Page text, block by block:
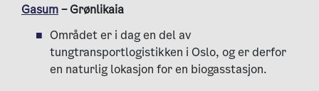
Gasum– Grønlikaia
Området er i dag en del av
tungtransportlogistikken i Oslo, og er derfor
en naturlig lokasjon for en biogasstasjon.